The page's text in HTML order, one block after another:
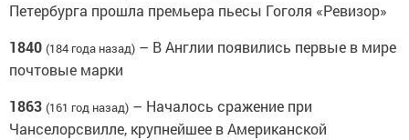
Петербурга прошла премьера пьесы Гоголя «Ревизор»
1840 (184 года назад) – В Англии появились первые в мире
почтовые марки
1863 (161 год назад) – Началось сражение при
Чанселорсвилле, крупнейшее в Американской